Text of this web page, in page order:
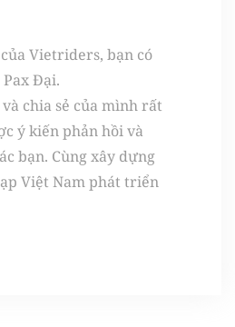
Vietriders, bạn có
Đại.
chia sẻ của mình rất
ý kiến phản hồi và
bạn. Cùng xây dựng
Việt Nam phát triển